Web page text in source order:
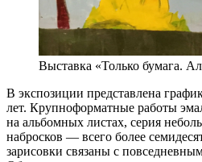
Выставка «Только бумага.
В экспозиции представлена
лет. Крупноформатные работы
на альбомных листах, серия
набросков — всего более
зарисовки связаны с